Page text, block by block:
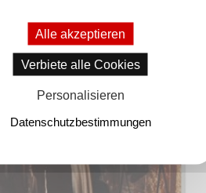
Alle akzeptieren
Verbiete alle Cookies
Personalisieren
Datenschutzbestimmungen